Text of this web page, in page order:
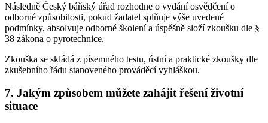
Následně Český báňský úřad rozhodne o vydání osvědčení o
odborné způsobilosti, pokud žadatel splňuje výše uvedené
podmínky, absolvuje odborné školení a úspěšně složí zkoušku dle §
38 zákona o pyrotechnice.
Zkouška se skládá z písemného testu, ústní a praktické zkoušky dle
zkušebního řádu stanoveného prováděcí vyhláškou.
7. Jakým způsobem můžete zahájit řešení životní
situace